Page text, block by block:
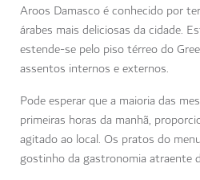
Aroos Damasco é conhecido por
árabes mais deliciosas da cidade.
estende-se pelo piso térreo do
assentos internos e externos.
Pode esperar que a maioria das
primeiras horas da manhã,
agitado ao local. Os pratos do
gostinho da gastronomia atraente